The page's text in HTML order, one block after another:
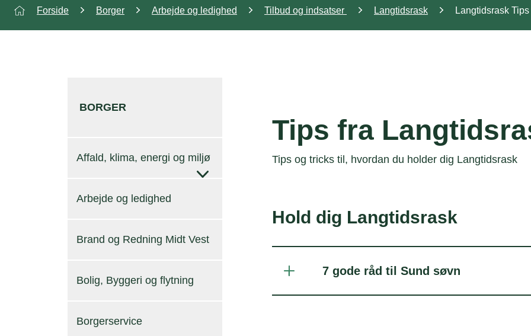
Forside Borger Arbejde og ledighed Tilbud og indsatser Langtidsrask Langtidsrask Tips
BORGER
Affald, klima, energi og miljø
Arbejde og ledighed
Brand og Redning Midt Vest
Bolig, Byggeri og flytning
Borgerservice
Tips fra
Tips og tricks til, hvordan du holder dig Langtidsrask
Hold dig Langtidsrask
7 gode råd til Sund søvn